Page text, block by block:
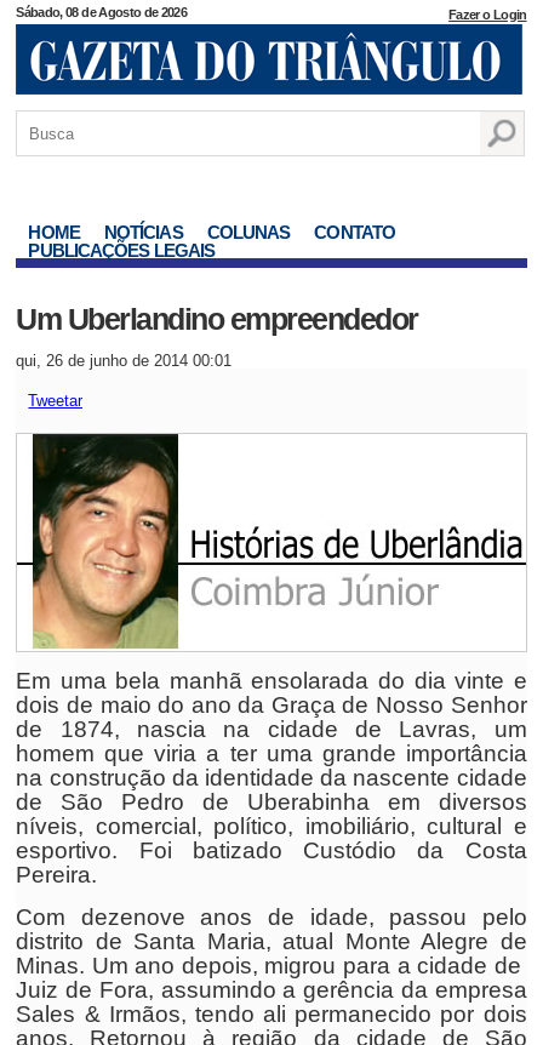
Sábado, 08 de Agosto de 2026 Fazer o Login
HOME NOTÍCIAS COLUNAS
CONTATO
PUBLICAÇÕES LEGAIS
Um Uberlandino empreendedor
qui, 26 de junho de 2014 00:01
Tweetar
Em uma bela manhã ensolarada do dia vinte e
dois de maio do ano da Graça de Nosso Senhor
de 1874, nascia na cidade de Lavras, um
homem que viria a ter uma grande importância
na construção da identidade da nascente cidade
de São Pedro de Uberabinha em diversos
níveis, comercial, político, imobiliário, cultural e
esportivo. Foi batizado Custódio da Costa
Pereira.
Com dezenove anos de idade, passou pelo
distrito de Santa Maria, atual Monte Alegre de
Minas. Um ano depois, migrou para a cidade de
Juiz de Fora, assumindo a gerência da empresa
Sales & Irmãos, tendo ali permanecido por dois
anos. Retornou à região da cidade de São